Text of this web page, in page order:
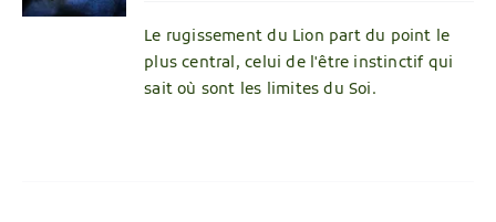
Le rugissement du Lion part du point le
plus central, celui de l'être instinctif qui
sait où sont les limites du Soi.